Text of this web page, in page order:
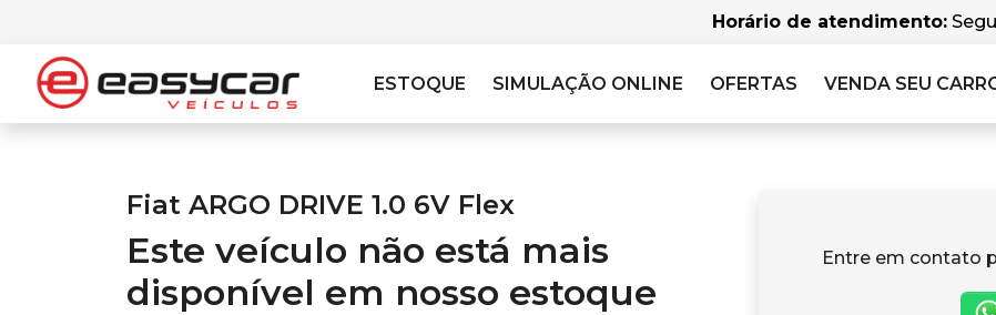
Horário de atendimento:
ESTOQUE SIMULAÇÃO ONLINE OFERTAS VENDA SEU
Fiat ARGO DRIVE 1.0 6V Flex
Este veículo não está mais
disponível em nosso estoque
Entre em contato